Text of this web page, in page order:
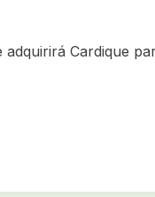
Cardique